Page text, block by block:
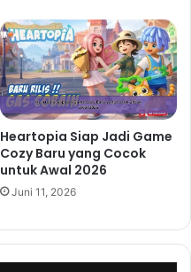
Heartopia Siap Jadi Game
Cozy Baru yang Cocok
untuk Awal 2026
Juni 11, 2026